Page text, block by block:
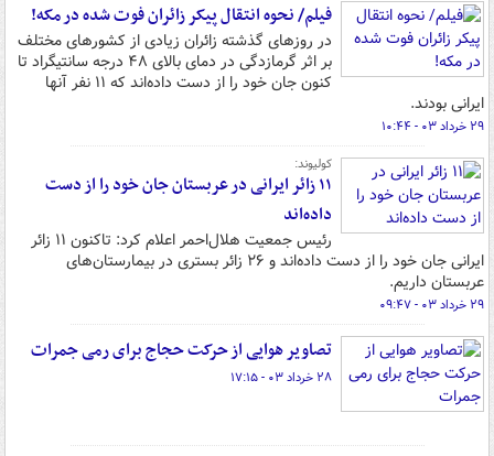
فیلم/ نحوه انتقال پیکر زائران فوت شده در مکه!
در روزهای گذشته زائران زیادی از کشورهای مختلف
بر اثر گرمازدگی در دمای بالای ۴۸ درجه سانتیگراد تا
کنون جان خود را از دست داده‌اند که ۱۱ نفر آنها
ایرانی بودند.
۲۹ خرداد ۰۳ - ۱۰:۴۴
کولیوند:
۱۱ زائر ایرانی در عربستان جان خود را از دست
داده‌اند
رئیس جمعیت هلال‌احمر اعلام کرد: تاکنون ۱۱ زائر
ایرانی جان خود را از دست داده‌اند و ۲۶ زائر بستری در بیمارستان‌های
عربستان داریم.
۲۹ خرداد ۰۳ - ۰۹:۴۷
تصاویر هوایی از حرکت حجاج برای رمی جمرات
۲۸ خرداد ۰۳ - ۱۷:۱۵